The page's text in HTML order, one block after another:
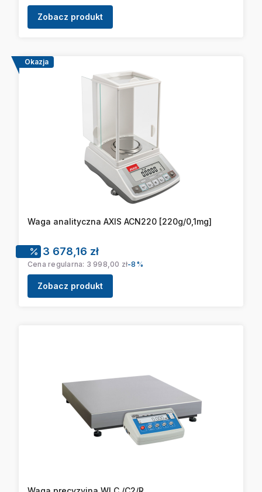
Zobacz produkt
Okazja
Waga analityczna AXIS ACN220 [220g/0,1mg]
Cena promocyjna
3 678,16 zł
Cena regularna: 3 998,00 zł-8%
Zobacz produkt